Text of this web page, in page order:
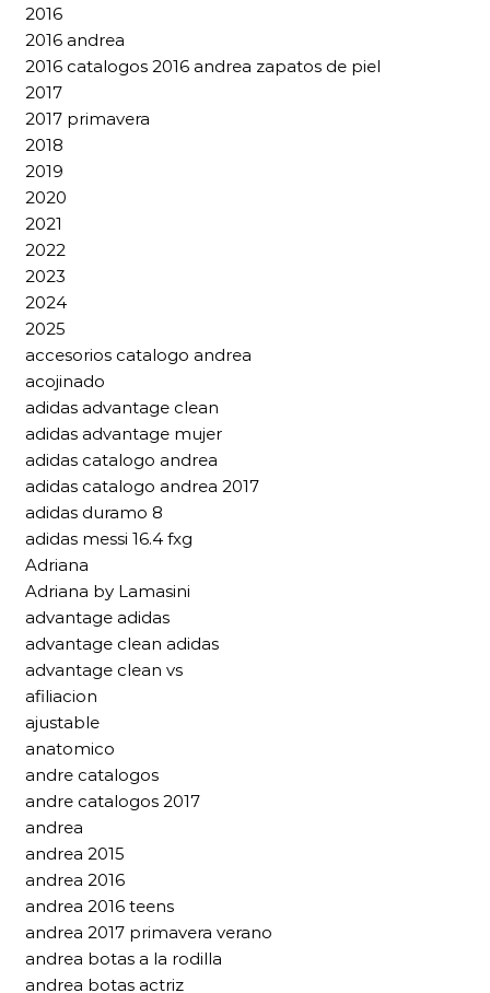
2016
2016 andrea
2016 catalogos 2016 andrea zapatos de piel
2017
2017 primavera
2018
2019
2020
2021
2022
2023
2024
2025
accesorios catalogo andrea
acojinado
adidas advantage clean
adidas advantage mujer
adidas catalogo andrea
adidas catalogo andrea 2017
adidas duramo 8
adidas messi 16.4 fxg
Adriana
Adriana by Lamasini
advantage adidas
advantage clean adidas
advantage clean vs
afiliacion
ajustable
anatomico
andre catalogos
andre catalogos 2017
andrea
andrea 2015
andrea 2016
andrea 2016 teens
andrea 2017 primavera verano
andrea botas a la rodilla
andrea botas actriz